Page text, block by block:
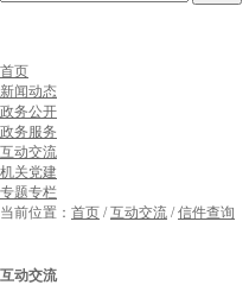
首页
新闻动态
政务公开
政务服务
互动交流
机关党建
专题专栏
当前位置： 首页 /互动交流 /信件查询
互动交流